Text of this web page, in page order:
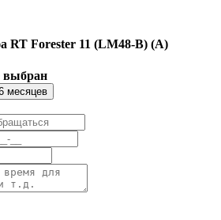
RT Forester 11 (LM48-B) (A)
выбран
месяцев